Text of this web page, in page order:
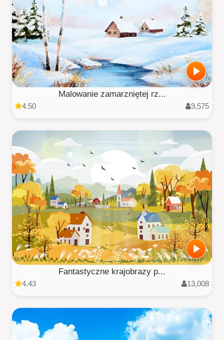
Malowanie zamarzniętej rz...
4.50 9,575
Fantastyczne krajobrazy p...
4.43 13,008